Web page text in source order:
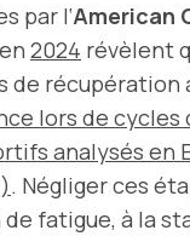
par l‘American
en 2024 révèlent
de récupération
lors de
analysés en
. Négliger ces
fatigue, à la